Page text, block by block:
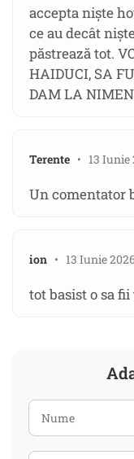
accepta niște
ce au decât
păstrează tot.
HAIDUCI, SA
DAM LA
Terente • 13 Iunie
Un comentator
ion • 13 Iunie
tot basist o sa